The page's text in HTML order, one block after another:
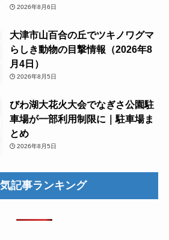
2026年8月6日
大津市山百合の丘でツキノワグマ
らしき動物の目撃情報（2026年8
月4日）
2026年8月5日
びわ湖大花火大会でなぎさ公園駐
車場が一部利用制限に｜駐車場ま
とめ
2026年8月5日
記事ランキング